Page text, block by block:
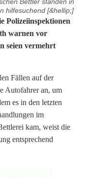
hilfesuchend [&hellip;]
Polizeiinspektionen
warnen vor
seien vermehrt
Fällen auf der
Autofahrer an, um
es in den letzten
im
kam, weist die
entsprechend